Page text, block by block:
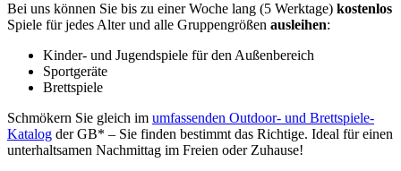
Bei uns können Sie bis zu einer Woche lang (5 Werktage) kostenlos
Spiele für jedes Alter und alle Gruppengrößen ausleihen:
Kinder- und Jugendspiele für den Außenbereich
Sportgeräte
Brettspiele
Schmökern Sie gleich im umfassenden Outdoor- und Brettspiele-
Katalog der GB* – Sie finden bestimmt das Richtige. Ideal für einen
unterhaltsamen Nachmittag im Freien oder Zuhause!